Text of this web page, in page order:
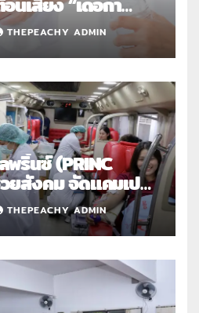
มเอ็นอักเสบจากการ
THEPEACHY ADMIN
พริ้นซ์ (PRINC
ยสังคม จัดแคมเปญ
“PRINC ผสาน :
นสุด”
THEPEACHY ADMIN